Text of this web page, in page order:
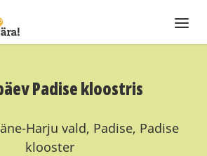
Padise kloostris
Harju vald, Padise, Padise
klooster